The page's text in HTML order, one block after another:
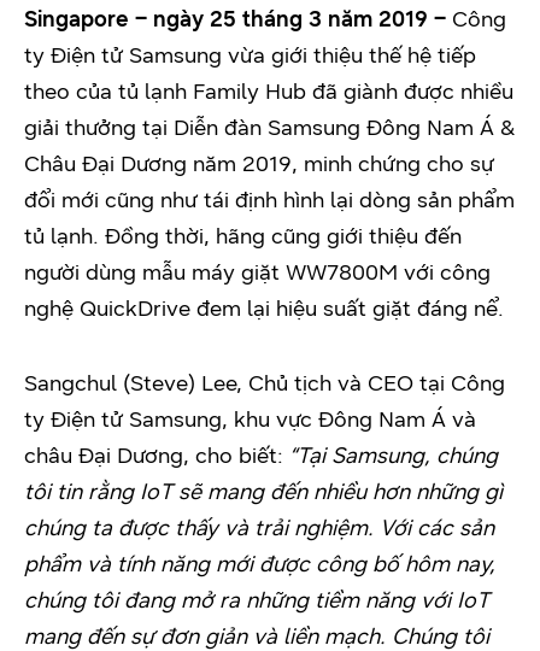
Singapore – ngày 25 tháng 3 năm 2019 – Công
ty Điện tử Samsung vừa giới thiệu thế hệ tiếp
theo của tủ lạnh Family Hub đã giành được nhiều
giải thưởng tại Diễn đàn Samsung Đông Nam Á &
Châu Đại Dương năm 2019, minh chứng cho sự
đổi mới cũng như tái định hình lại dòng sản phẩm
tủ lạnh. Đồng thời, hãng cũng giới thiệu đến
người dùng mẫu máy giặt WW7800M với công
nghệ QuickDrive đem lại hiệu suất giặt đáng nể.
Sangchul (Steve) Lee, Chủ tịch và CEO tại Công
ty Điện tử Samsung, khu vực Đông Nam Á và
châu Đại Dương, cho biết: “Tại Samsung, chúng
tôi tin rằng IoT sẽ mang đến nhiều hơn những gì
chúng ta được thấy và trải nghiệm. Với các sản
phẩm và tính năng mới được công bố hôm nay,
chúng tôi đang mở ra những tiềm năng với IoT
mang đến sự đơn giản và liền mạch. Chúng tôi